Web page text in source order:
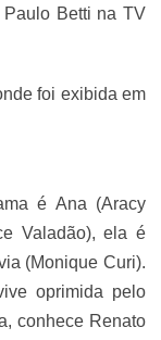
Betti na TV
foi exibida em
é Ana (Aracy
Valadão), ela é
(Monique Curi).
oprimida pelo
conhece Renato